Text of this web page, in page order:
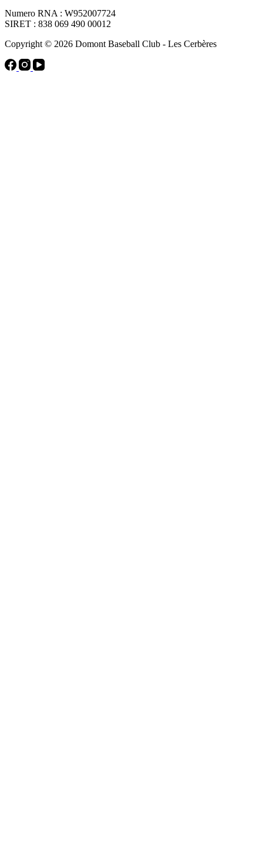
Numero RNA : W952007724
SIRET : 838 069 490 00012
Copyright © 2026 Domont Baseball Club - Les Cerbères